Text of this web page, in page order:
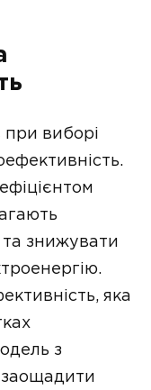
виборі
знижувати
яка
з